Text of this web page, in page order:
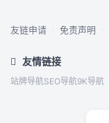
友链申请 · 免责声明 ·
友情链接
站牌导航SEO导航9K导航